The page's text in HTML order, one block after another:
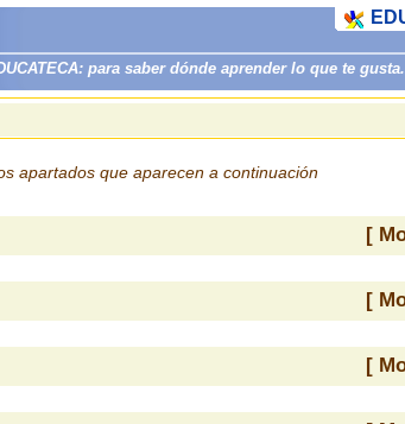
para saber dónde aprender lo que te
apartados que aparecen a continuación
[
[
[